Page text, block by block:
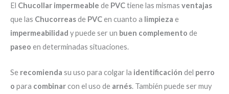
El Chucollar impermeable de PVCtiene las mismas ventajas
que las Chucorreasde PVCen cuanto a limpieza e
impermeabilidad y puede ser un buen complemento de
paseo en determinadas situaciones.
Se recomienda su uso para colgar la identificación del perro
o para combinarcon el uso de arnés. También puede ser muy